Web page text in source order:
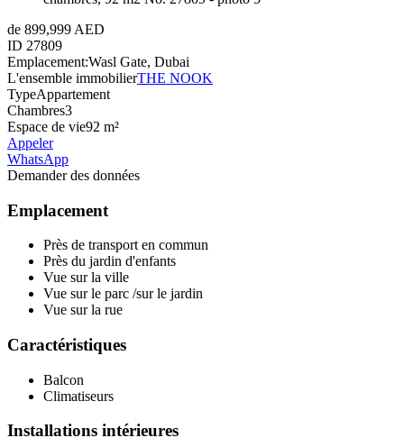
de 899,999 AED
ID 27809
Emplacement:Wasl Gate, Dubai
L'ensemble immobilierTHE NOOK
TypeAppartement
Chambres3
Espace de vie92 m²
Appeler
WhatsApp
Demander des données
Emplacement
Près de transport en commun
Près du jardin d'enfants
Vue sur la ville
Vue sur le parc /sur le jardin
Vue sur la rue
Caractéristiques
Balcon
Climatiseurs
Installations intérieures